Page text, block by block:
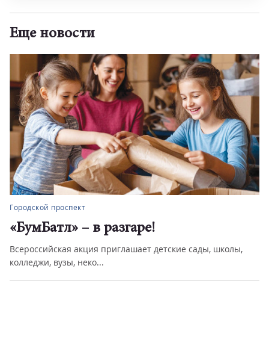
Еще новости
школы,
Городской проспект
Цифровой регион
Челябинская область – один из лидеров по
цифровых технологий ...